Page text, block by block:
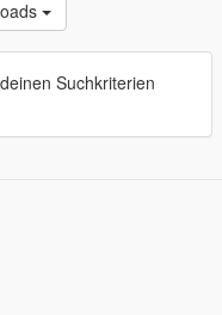
Suchkriterien